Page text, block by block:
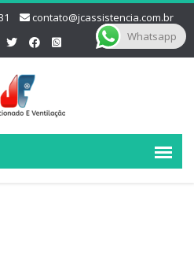
contato@jcassistencia.com.br
Whatsapp